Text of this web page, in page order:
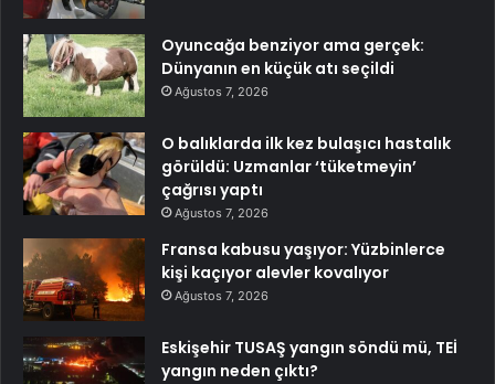
Oyuncağa benziyor ama gerçek:
Dünyanın en küçük atı seçildi
Ağustos 7, 2026
O balıklarda ilk kez bulaşıcı hastalık
görüldü: Uzmanlar ‘tüketmeyin’
çağrısı yaptı
Ağustos 7, 2026
Fransa kabusu yaşıyor: Yüzbinlerce
kişi kaçıyor alevler kovalıyor
Ağustos 7, 2026
Eskişehir TUSAŞ yangın söndü mü, TEİ
yangın neden çıktı?